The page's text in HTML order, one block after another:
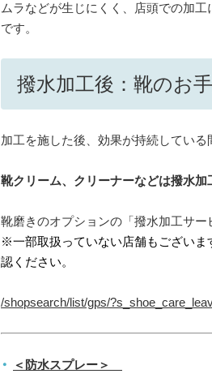
ムラなどが生じにくく、店頭での加
です。
撥水加工後：靴のお
加工を施した後、効果が持続している
靴クリーム、クリーナーなどは撥水加
靴磨きのオプションの「撥水加工サー
※一部取扱っていない店舗もございま
認ください。
/shopsearch/list/gps/
＜防水スプレー＞